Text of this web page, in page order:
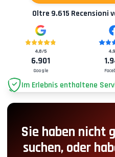
Oltre 9.615 Recensioni
4,8/5
6.901
Google
Im Erlebnis enthaltene
Parkplatz
Boxengassen-Zugang
Sie haben nicht
suchen, oder